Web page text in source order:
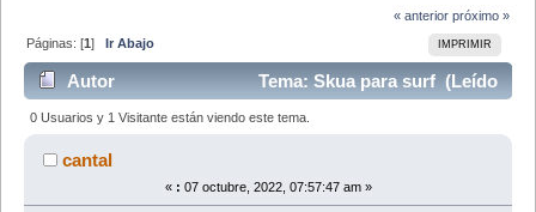
« anterior próximo »
IMPRIMIR
Páginas: [1]Ir Abajo
Autor
Tema: Skua para surf (Leído
94959 veces)
0 Usuarios y 1 Visitante están viendo este tema.
cantal
« : 07 octubre, 2022, 07:57:47 am »